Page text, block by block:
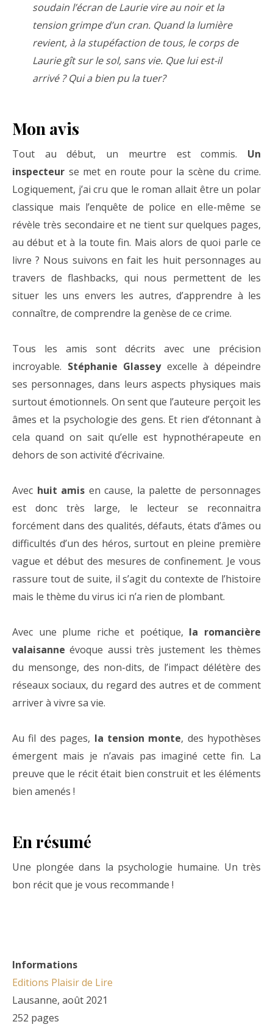
soudain l’écran de Laurie vire au noir et la
tension grimpe d’un cran. Quand la lumière
revient, à la stupéfaction de tous, le corps de
Laurie gît sur le sol, sans vie. Que lui est-il
arrivé ? Qui a bien pu la tuer?
Mon avis
Tout au début, un meurtre est commis. Un
inspecteur se met en route pour la scène du crime.
Logiquement, j’ai cru que le roman allait être un polar
classique mais l’enquête de police en elle-même se
révèle très secondaire et ne tient sur quelques pages,
au début et à la toute fin. Mais alors de quoi parle ce
livre ? Nous suivons en fait les huit personnages au
travers de flashbacks, qui nous permettent de les
situer les uns envers les autres, d’apprendre à les
connaître, de comprendre la genèse de ce crime.
Tous les amis sont décrits avec une précision
incroyable. Stéphanie Glasseyexcelle à dépeindre
ses personnages, dans leurs aspects physiques mais
surtout émotionnels. On sent que l’auteure perçoit les
âmes et la psychologie des gens. Et rien d’étonnant à
cela quand on sait qu’elle est hypnothérapeute en
dehors de son activité d’écrivaine.
Avec huit amis en cause, la palette de personnages
est donc très large, le lecteur se reconnaitra
forcément dans des qualités, défauts, états d’âmes ou
difficultés d’un des héros, surtout en pleine première
vague et début des mesures de confinement. Je vous
rassure tout de suite, il s’agit du contexte de l’histoire
mais le thème du virus ici n’a rien de plombant.
Avec une plume riche et poétique, la romancière
valaisanne évoque aussi très justement les thèmes
du mensonge, des non-dits, de l’impact délétère des
réseaux sociaux, du regard des autres et de comment
arriver à vivre sa vie.
Au fil des pages, la tension monte, des hypothèses
émergent mais je n’avais pas imaginé cette fin. La
preuve que le récit était bien construit et les éléments
bien amenés !
En résumé
Une plongée dans la psychologie humaine. Un très
bon récit que je vous recommande !
Informations
Editions Plaisir de Lire
Lausanne, août 2021
252 pages